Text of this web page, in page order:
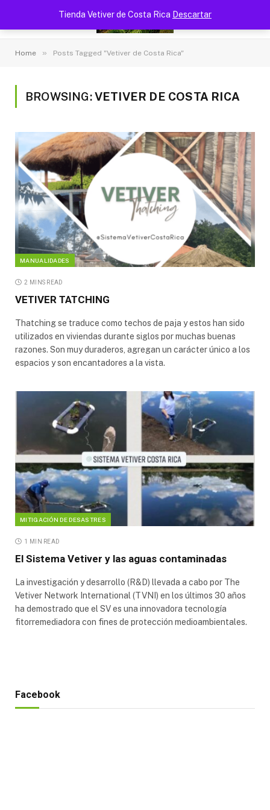
Tienda Vetiver de Costa Rica Descartar
Home » Posts Tagged "Vetiver de Costa Rica"
BROWSING:VETIVER DE COSTA RICA
MANUALIDADES
2 MINS READ
VETIVER TATCHING
Thatching se traduce como techos de paja y estos han sido
utilizados en viviendas durante siglos por muchas buenas
razones. Son muy duraderos, agregan un carácter único a los
espacios y son encantadores a la vista.
MITIGACIÓN DE DESASTRES
1 MIN READ
El Sistema Vetiver y las aguas contaminadas
La investigación y desarrollo (R&D) llevada a cabo por The
Vetiver Network International (TVNI) en los últimos 30 años
ha demostrado que el SV es una innovadora tecnología
fitorremediadora con fines de protección medioambientales.
Facebook